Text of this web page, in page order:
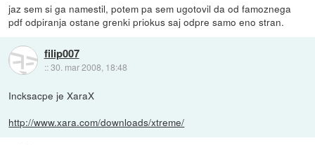
jaz sem si ga namestil, potem pa sem ugotovil da od famoznega
pdf odpiranja ostane grenki priokus saj odpre samo eno stran.
filip007
::30. mar 2008, 18:48
Incksacpe je XaraX
http://www.xara.com/downloads/xtreme/